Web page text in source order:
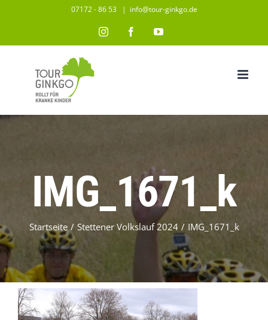
07172 - 86 53 | info@tour-ginkgo.de
InstagramFacebookYouTube
IMG_1671_k
Startseite / Stettener Volkslauf 2024 / IMG_1671_k